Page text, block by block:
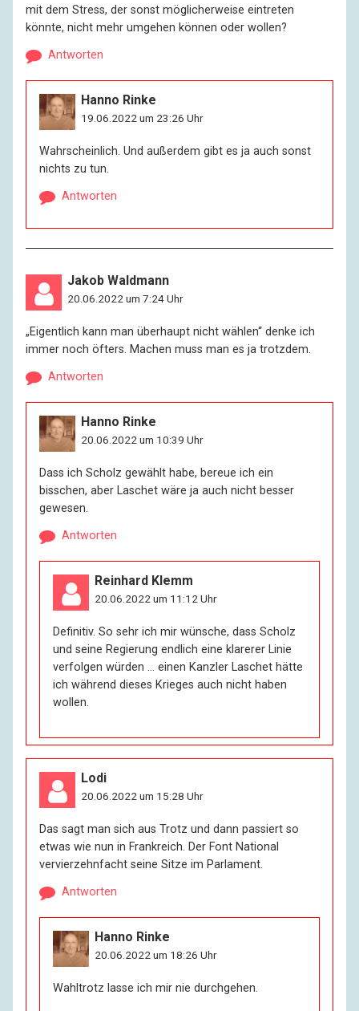
mit dem Stress, der sonst möglicherweise eintreten
könnte, nicht mehr umgehen können oder wollen?
Antworten
Hanno Rinke
19.06.2022 um 23:26 Uhr
Wahrscheinlich. Und außerdem gibt es ja auch sonst
nichts zu tun.
Antworten
Jakob Waldmann
20.06.2022 um 7:24 Uhr
„Eigentlich kann man überhaupt nicht wählen“ denke ich
immer noch öfters. Machen muss man es ja trotzdem.
Antworten
Hanno Rinke
20.06.2022 um 10:39 Uhr
Dass ich Scholz gewählt habe, bereue ich ein
bisschen, aber Laschet wäre ja auch nicht besser
gewesen.
Antworten
Reinhard Klemm
20.06.2022 um 11:12 Uhr
Definitiv. So sehr ich mir wünsche, dass Scholz
und seine Regierung endlich eine klarerer Linie
verfolgen würden … einen Kanzler Laschet hätte
ich während dieses Krieges auch nicht haben
wollen.
Lodi
20.06.2022 um 15:28 Uhr
Das sagt man sich aus Trotz und dann passiert so
etwas wie nun in Frankreich. Der Font National
vervierzehnfacht seine Sitze im Parlament.
Antworten
Hanno Rinke
20.06.2022 um 18:26 Uhr
Wahltrotz lasse ich mir nie durchgehen.